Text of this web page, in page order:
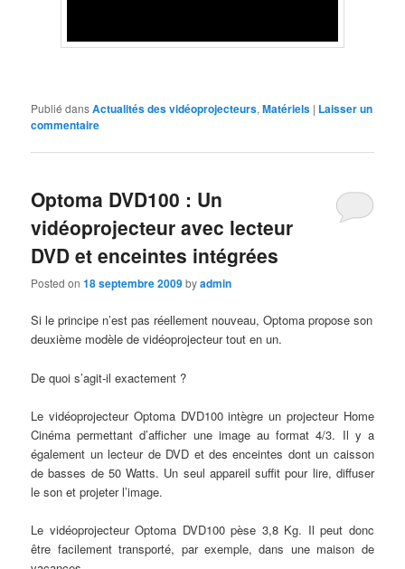
Publié dansActualités des vidéoprojecteurs,Matériels | Laisser un
commentaire
Optoma DVD100 : Un
vidéoprojecteur avec lecteur
DVD et enceintes intégrées
Posted on18 septembre 2009byadmin
Si le principe n’est pas réellement nouveau, Optoma propose son
deuxième modèle de vidéoprojecteur tout en un.
De quoi s’agit-il exactement ?
Le vidéoprojecteur Optoma DVD100 intègre un projecteur Home
Cinéma permettant d’afficher une image au format 4/3. Il y a
également un lecteur de DVD et des enceintes dont un caisson
de basses de 50 Watts. Un seul appareil suffit pour lire, diffuser
le son et projeter l’image.
Le vidéoprojecteur Optoma DVD100 pèse 3,8 Kg. Il peut donc
être facilement transporté, par exemple, dans une maison de